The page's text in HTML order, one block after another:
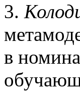
3.
в